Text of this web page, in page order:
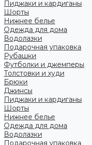
Пиджаки и кардиганы
Шорты
Нижнее белье
Одежда для дома
Водолазки
Подарочная упаковка
Рубашки
Футболки и джемперы
Толстовки и худи
Брюки
Джинсы
Пиджаки и кардиганы
Шорты
Нижнее белье
Одежда для дома
Водолазки
Подарочная упаковка